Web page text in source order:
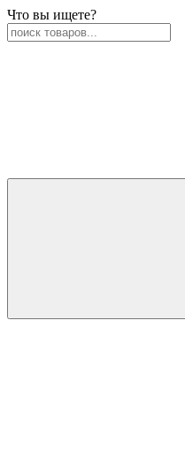
Что вы ищете?